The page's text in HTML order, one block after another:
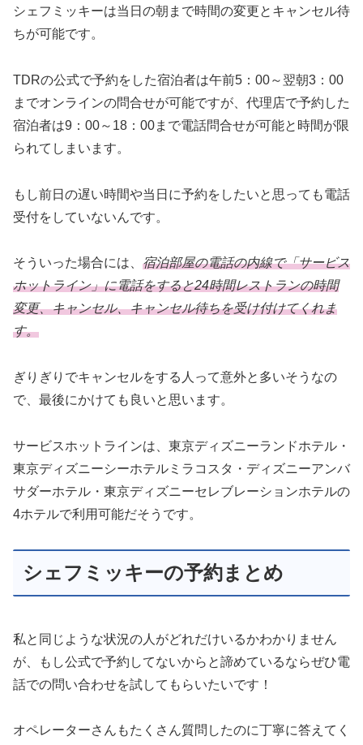
シェフミッキーは当日の朝まで時間の変更とキャンセル待
ちが可能です。
TDRの公式で予約をした宿泊者は午前5：00～翌朝3：00
までオンラインの問合せが可能ですが、代理店で予約した
宿泊者は9：00～18：00まで電話問合せが可能と時間が限
られてしまいます。
もし前日の遅い時間や当日に予約をしたいと思っても電話
受付をしていないんです。
そういった場合には、 宿泊部屋の電話の内線で「サービス
ホットライン」に電話をすると24時間レストランの時間
変更、キャンセル、キャンセル待ちを受け付けてくれま
す。
ぎりぎりでキャンセルをする人って意外と多いそうなの
で、最後にかけても良いと思います。
サービスホットラインは、東京ディズニーランドホテル・
東京ディズニーシーホテルミラコスタ・ディズニーアンバ
サダーホテル・東京ディズニーセレブレーションホテルの
4ホテルで利用可能だそうです。
シェフミッキーの予約まとめ
私と同じような状況の人がどれだけいるかわかりません
が、もし公式で予約してないからと諦めているならぜひ電
話での問い合わせを試してもらいたいです！
オペレーターさんもたくさん質問したのに丁寧に答えてく